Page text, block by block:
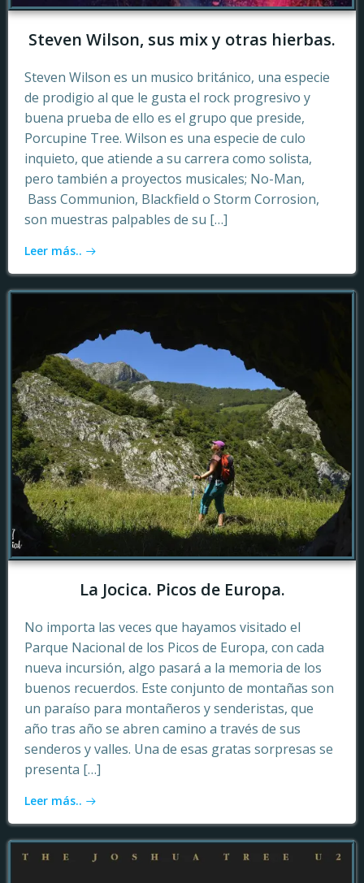
Steven Wilson, sus mix y otras hierbas.
Steven Wilson es un musico británico, una especie
de prodigio al que le gusta el rock progresivo y
buena prueba de ello es el grupo que preside,
Porcupine Tree. Wilson es una especie de culo
inquieto, que atiende a su carrera como solista,
pero también a proyectos musicales; No-Man,
Bass Communion, Blackfield o Storm Corrosion,
son muestras palpables de su […]
Leer más..
La Jocica. Picos de Europa.
No importa las veces que hayamos visitado el
Parque Nacional de los Picos de Europa, con cada
nueva incursión, algo pasará a la memoria de los
buenos recuerdos. Este conjunto de montañas son
un paraíso para montañeros y senderistas, que
año tras año se abren camino a través de sus
senderos y valles. Una de esas gratas sorpresas se
presenta […]
Leer más..